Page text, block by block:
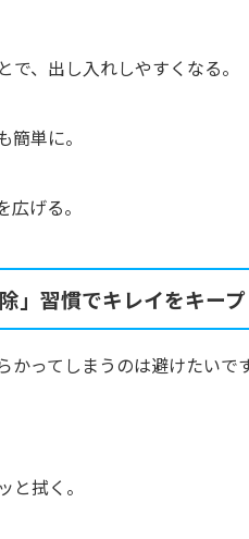
、出し入れしやすくなる。
単に。
げる。
」習慣でキレイをキープ
かってしまうのは避けたい
拭く。